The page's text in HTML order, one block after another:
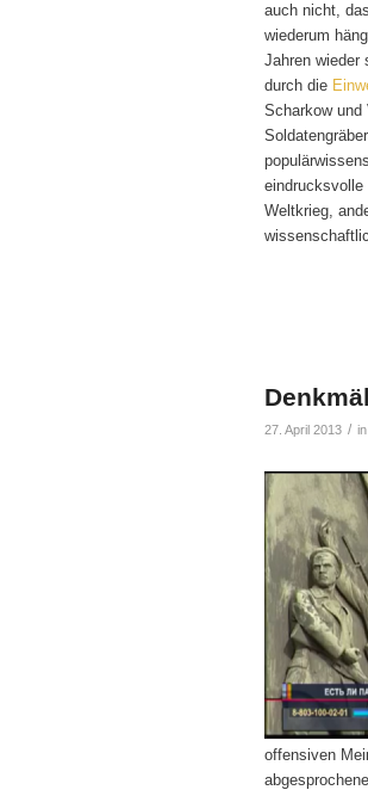
auch nicht,
wiederum
Jahren wieder
durch die
Scharkow
eindrucksvolle
Weltkrieg,
27. April 2013 / in
offensiven